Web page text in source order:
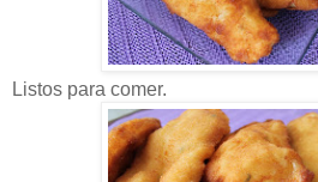
Listos para comer.